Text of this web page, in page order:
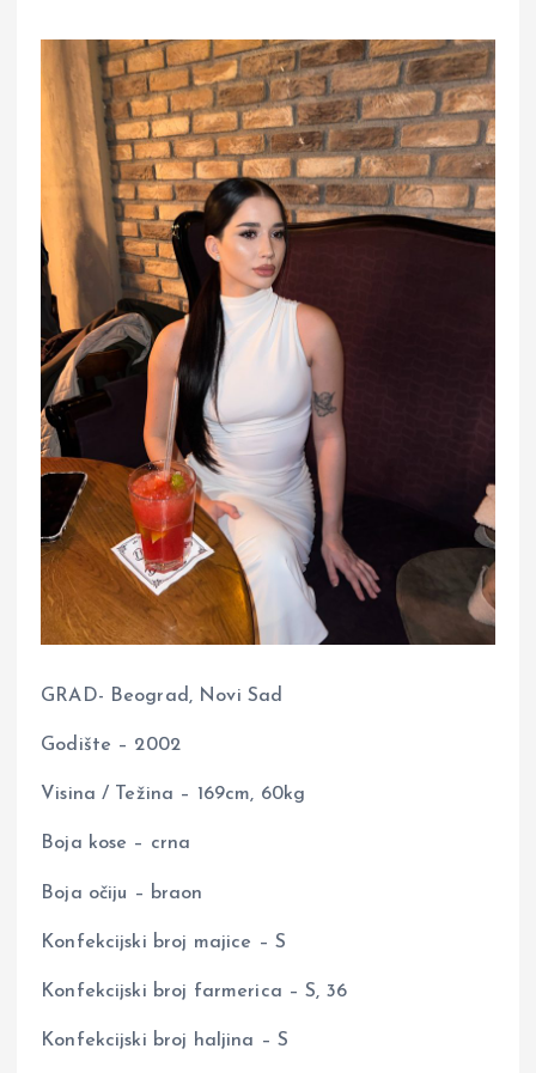
GRAD- Beograd, Novi Sad
Godište – 2002
Visina / Težina – 169cm, 60kg
Boja kose – crna
Boja očiju – braon
Konfekcijski broj majice – S
Konfekcijski broj farmerica – S, 36
Konfekcijski broj haljina – S